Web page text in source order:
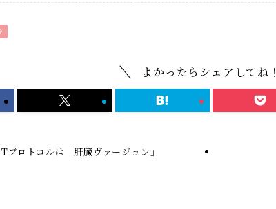
よかったらシェアしてね！
プロトコルは「肝臓ヴァージョン」